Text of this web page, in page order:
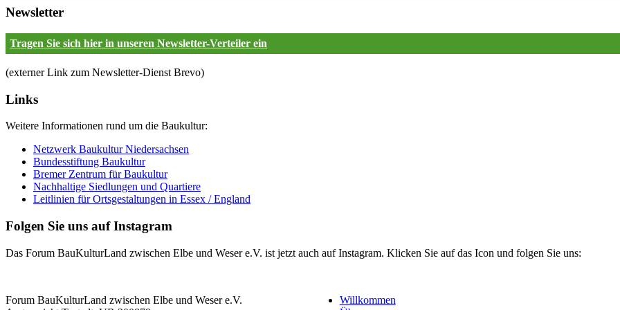
Inhaltsbereich
Fußzeilen-
Bereich
Newsletter
Tragen Sie sich hier in unseren Newsletter-Verteiler ein
(externer Link zum Newsletter-Dienst Brevo)
Links
Weitere Informationen rund um die Baukultur:
Netzwerk Baukultur Niedersachsen
Bundesstiftung Baukultur
Bremer Zentrum für Baukultur
Nachhaltige Siedlungen und Quartiere
Leitlinien für Ortsgestaltungen in Essex / England
Folgen Sie uns auf Instagram
Das Forum BauKulturLand zwischen Elbe und Weser e.V. ist jetzt auch auf Instagram. Klicken Sie auf das Icon und folgen Sie uns:
Bereich
Forum BauKulturLand zwischen Elbe und Weser e.V.
Willkommen